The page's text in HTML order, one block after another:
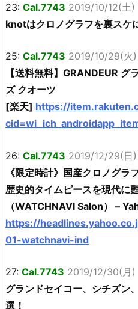
23: Cal.7743 2019/10/12(土
knotはクロノグラフを裏スケ
25: Cal.7743 2019/10/29(火
【送料無料】GRANDEUR グ
ズ クオーツ
[楽天] https://
26: Cal.7743 2019/12/29(日
《限定時計》国産クロノグラ
歴史的タイムピースを現代に
（WATCHNAVI Salon） –
https://
01-watchnavi-ind
27: Cal.7743 2019/12/30(月)
グランドセイコー、シチズン
選！